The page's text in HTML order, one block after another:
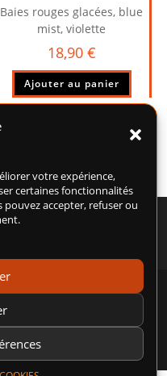
votre expérience,
certaines fonctionnalités
accepter, refuser ou
Baies rouges glacées, blue
mist, violette
18,90 €
Ajouter au panier
(UE)
(CGU)